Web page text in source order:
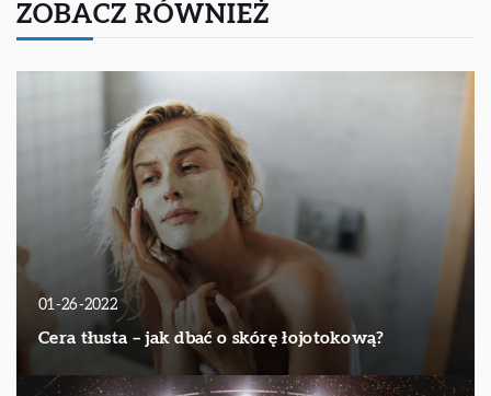
ZOBACZ RÓWNIEŻ
01-26-2022
Cera tłusta – jak dbać o skórę łojotokową?